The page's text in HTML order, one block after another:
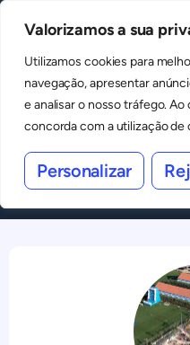
Valorizamos a sua
Utilizamos cookies para
navegação, apresentar
e analisar o nosso tráfego. Ao
concorda com a utilização de
Personalizar
MENU
Fórmula1 &